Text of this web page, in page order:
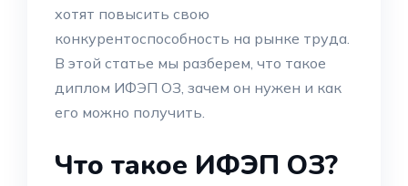
хотят повысить свою
конкурентоспособность на рынке труда.
В этой статье мы разберем, что такое
диплом ИФЭП ОЗ, зачем он нужен и как
его можно получить.
Что такое ИФЭП ОЗ?